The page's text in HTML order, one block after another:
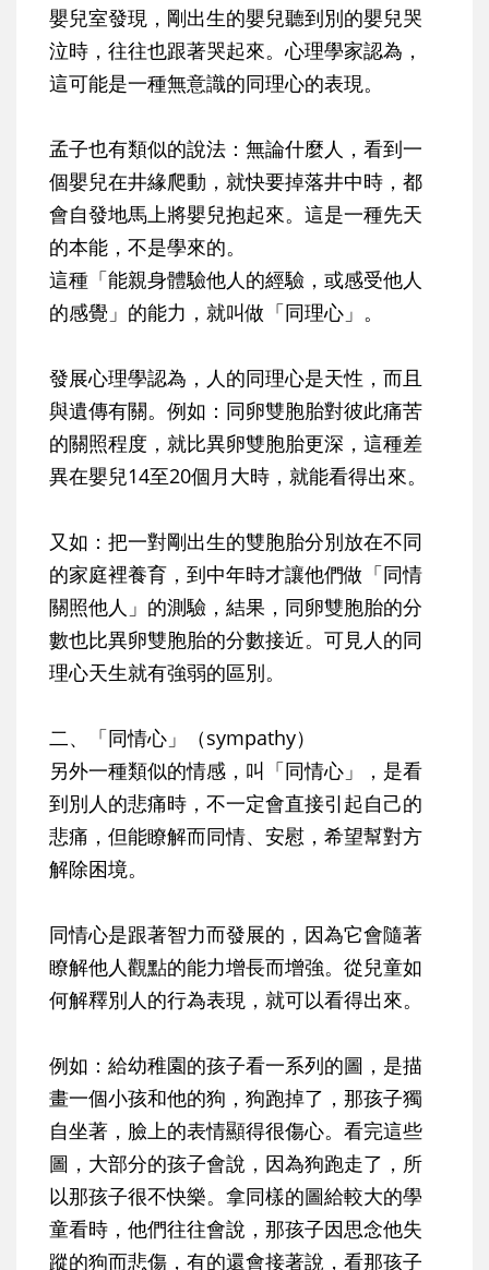
嬰兒室發現，剛出生的嬰兒聽到別的嬰兒哭
泣時，往往也跟著哭起來。心理學家認為，
這可能是一種無意識的同理心的表現。
孟子也有類似的說法：無論什麼人，看到一
個嬰兒在井緣爬動，就快要掉落井中時，都
會自發地馬上將嬰兒抱起來。這是一種先天
的本能，不是學來的。
這種「能親身體驗他人的經驗，或感受他人
的感覺」的能力，就叫做「同理心」。
發展心理學認為，人的同理心是天性，而且
與遺傳有關。例如：同卵雙胞胎對彼此痛苦
的關照程度，就比異卵雙胞胎更深，這種差
異在嬰兒14至20個月大時，就能看得出來。
又如：把一對剛出生的雙胞胎分別放在不同
的家庭裡養育，到中年時才讓他們做「同情
關照他人」的測驗，結果，同卵雙胞胎的分
數也比異卵雙胞胎的分數接近。可見人的同
理心天生就有強弱的區別。
二、「同情心」（sympathy）
另外一種類似的情感，叫「同情心」，是看
到別人的悲痛時，不一定會直接引起自己的
悲痛，但能瞭解而同情、安慰，希望幫對方
解除困境。
同情心是跟著智力而發展的，因為它會隨著
瞭解他人觀點的能力增長而增強。從兒童如
何解釋別人的行為表現，就可以看得出來。
例如：給幼稚園的孩子看一系列的圖，是描
畫一個小孩和他的狗，狗跑掉了，那孩子獨
自坐著，臉上的表情顯得很傷心。看完這些
圖，大部分的孩子會說，因為狗跑走了，所
以那孩子很不快樂。拿同樣的圖給較大的學
童看時，他們往往會說，那孩子因思念他失
蹤的狗而悲傷，有的還會接著說，看那孩子